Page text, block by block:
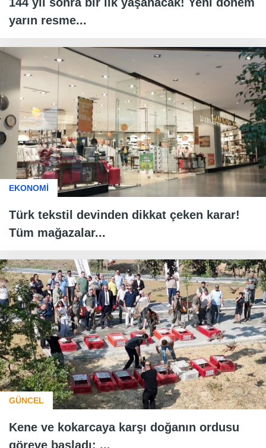
yarın resme...
EKONOMİ
Türk tekstil devinden dikkat çeken karar!
Tüm mağazalar...
GÜNCEL
Kene ve kokarcaya karşı doğanın ordusu
göreve başladı: ...